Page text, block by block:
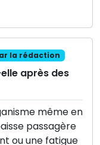
la rédaction
après des
même en
passagère
ou une fatigue